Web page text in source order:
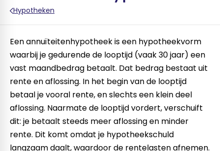
Hypotheken
Een annuïteitenhypotheek is een hypotheekvorm
waarbij je gedurende de looptijd (vaak 30 jaar) een
vast maandbedrag betaalt. Dat bedrag bestaat uit
rente en aflossing. In het begin van de looptijd
betaal je vooral rente, en slechts een klein deel
aflossing. Naarmate de looptijd vordert, verschuift
dit: je betaalt steeds meer aflossing en minder
rente. Dit komt omdat je hypotheekschuld
langzaam daalt, waardoor de rentelasten afnemen.